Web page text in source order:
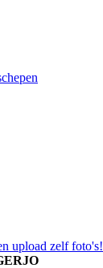
upload zelf foto's!